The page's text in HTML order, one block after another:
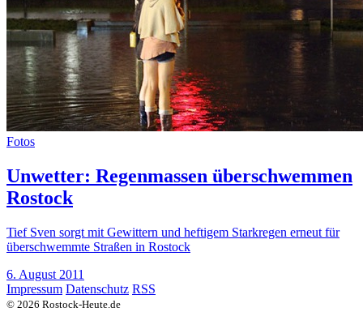
Fotos
Unwetter: Regenmassen überschwemmen
Rostock
Tief Sven sorgt mit Gewittern und heftigem Starkregen erneut für
überschwemmte Straßen in Rostock
6. August 2011
Impressum Datenschutz RSS
© 2026 Rostock-Heute.de